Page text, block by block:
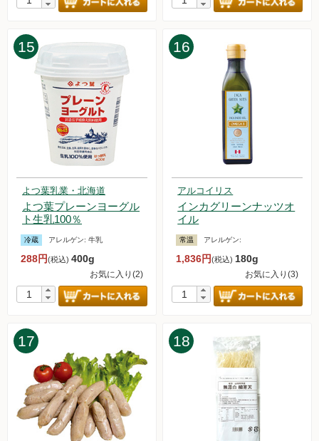
た。
た。
2024.4.6【毎週土曜日更新！】品ものアイテムを更新しまし
た。
2024.3.30【毎週土曜日更新！】品ものアイテムを更新しまし
2024.3.23【毎週土曜日更新！】アイテムを更新しました。
2024.3.16【毎週土曜日更新！】アイテムを更新しました。
2024.3.15【重要なお知らせ】システムメンテナンスについて
2024.3.9【毎週土曜日更新！】アイテムを更新しました。
2024.3.2【毎週土曜日更新！】アイテムを更新しました。
2024.2.24【毎週土曜日更新！】アイテムを更新しました。
2024.2.17【毎週土曜日更新！】アイテムを更新しました。
2024.2.10【毎週土曜日更新！】アイテムを更新しました。
2024.2.3【毎週土曜日更新！】アイテムを更新しました。
2024.1.27【毎週土曜日更新！】アイテムを更新しました。
2024.1.26 今週土曜日より「白鷹の固い木綿豆腐」販売再開し
ます。
2024.1.22【マルシェ】中尾食品さんの「NAKAO MARCHE」
2024.1.20【毎週土曜日更新！】アイテムを更新しました。
2024.1.13【毎週土曜日更新！】アイテムを更新しました。
2024.1.12 不正注文に関する注意喚起
2024.1.8 お試しセットの販売を再開いたしました。
2024.1.6【毎週土曜日更新！】アイテムを更新しました。
2023.12.30【毎週土曜日更新！】アイテムを更新しました。
2023.12.25 年末年始休暇のため、お試しセットの販売を中
15
よつ葉乳業・北海道
よつ葉プレーンヨーグル
ト生乳100％
冷蔵 アレルゲン: 牛乳
288円(税込) 400g
お気に入り(2)
16
アルコイリス
インカグリーンナッツオ
イル
常温 アレルゲン:
1,836円(税込) 180g
お気に入り(3)
17 18